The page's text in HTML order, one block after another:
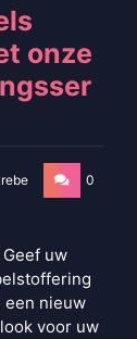
onze
0
uw
een nieuw
voor uw